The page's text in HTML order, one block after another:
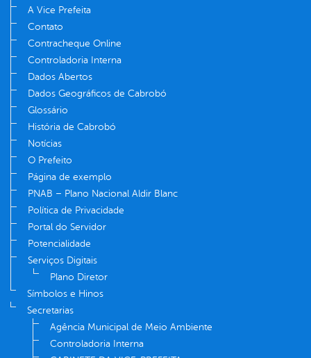
A Vice Prefeita
Contato
Contracheque Online
Controladoria Interna
Dados Abertos
Dados Geográficos de Cabrobó
Glossário
História de Cabrobó
Notícias
O Prefeito
Página de exemplo
PNAB – Plano Nacional Aldir Blanc
Política de Privacidade
Portal do Servidor
Potencialidade
Serviços Digitais
Plano Diretor
Símbolos e Hinos
Secretarias
Agência Municipal de Meio Ambiente
Controladoria Interna